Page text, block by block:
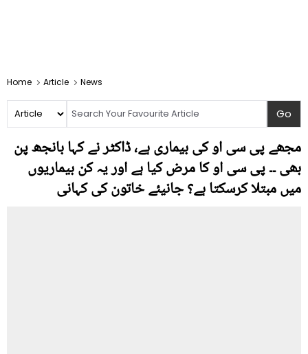
Home Article News
مجھے پی سی او کی بیماری ہے، ڈاکٹر نے کہا بانجھ پن
بھی ۔۔ پی سی او کا مرض کیا ہے اور یہ کن بیماریوں
میں مبتلا کرسکتا ہے؟ جانیئے خاتون کی کہانی